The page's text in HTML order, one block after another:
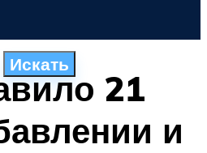
Искать
21
и